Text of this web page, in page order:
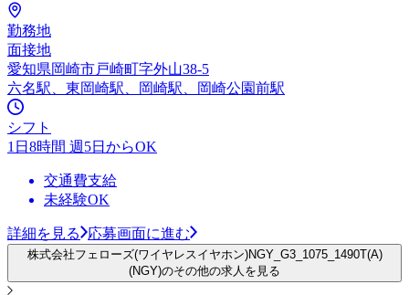
勤務地
面接地
愛知県岡崎市戸崎町字外山38-5
六名駅、東岡崎駅、岡崎駅、岡崎公園前駅
シフト
1日8時間 週5日からOK
交通費支給
未経験OK
詳細を見る 応募画面に進む
株式会社フェローズ(ワイヤレスイヤホン)NGY_G3_1075_1490T(A)
(NGY)のその他の求人を見る